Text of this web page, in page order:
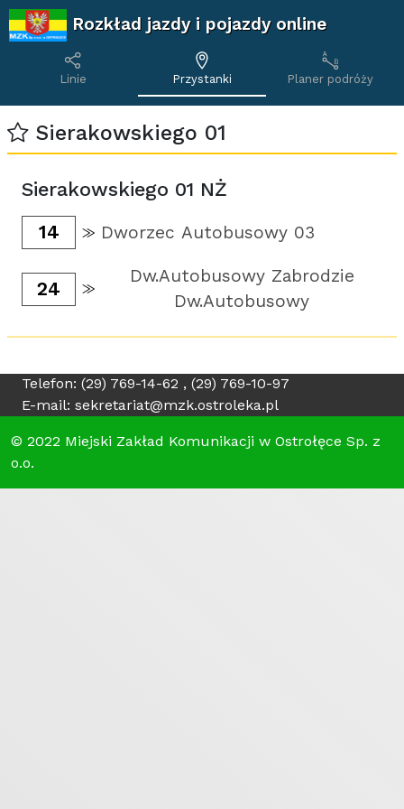
Rozkład jazdy i pojazdy online
Linie Przystanki Planer podróży
Sierakowskiego 01
Sierakowskiego 01 NŻ
14 Dworzec Autobusowy 03
24
Dw.Autobusowy Zabrodzie
Dw.Autobusowy
Telefon: (29) 769-14-62 , (29) 769-10-97
E-mail: sekretariat@mzk.ostroleka.pl
© 2022 Miejski Zakład Komunikacji w Ostrołęce Sp. z
o.o.